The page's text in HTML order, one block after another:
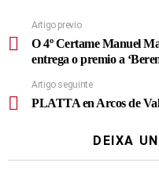
Artigo previo
O 4º Certame Manuel
entrega o premio a
Artigo seguinte
PLATTA en Arcos de
DEIXA